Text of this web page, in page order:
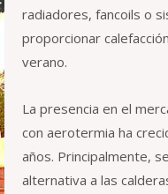
radiadores, fancoils o
proporcionar
verano.
La presencia en el
con aerotermia ha
años. Principalmente,
alternativa a las